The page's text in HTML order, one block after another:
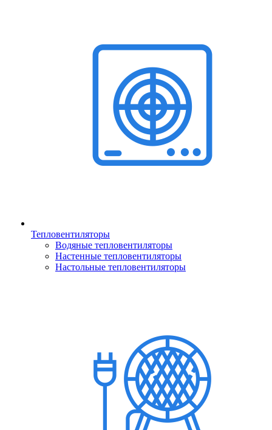
Тепловентиляторы
Водяные тепловентиляторы
Настенные тепловентиляторы
Настольные тепловентиляторы